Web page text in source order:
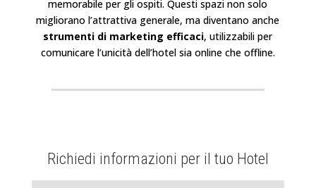
memorabile per gli ospiti. Questi spazi non solo
migliorano l’attrattiva generale, ma diventano anche
strumenti di marketing efficaci, utilizzabili per
comunicare l’unicità dell’hotel sia online che offline.
Richiedi informazioni per il tuo Hotel